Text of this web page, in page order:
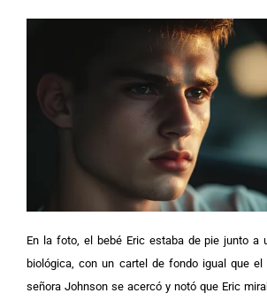
En la foto, el bebé Eric estaba de pie junto a
biológica, con un cartel de fondo igual que
señora Johnson se acercó y notó que Eric